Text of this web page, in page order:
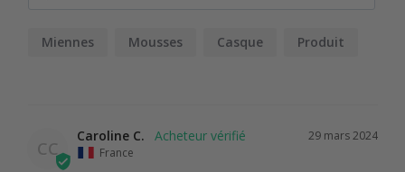
Miennes Mousses Casque Produit
CC
29 mars 2024
Caroline C.
France